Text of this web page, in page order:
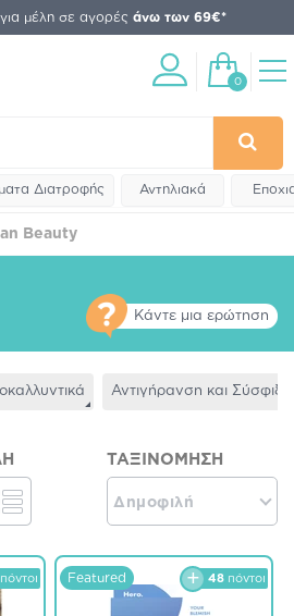
μέλη σε αγορές άνω των 69€*
0
Διατροφής Αντηλιακά
Beauty
Κάντε μια ερώτηση
Αντιγήρανση και
ΤΑΞΙΝΌΜΗΣΗ
Δημοφιλή
πόντοι 48 πόντοι
Featured